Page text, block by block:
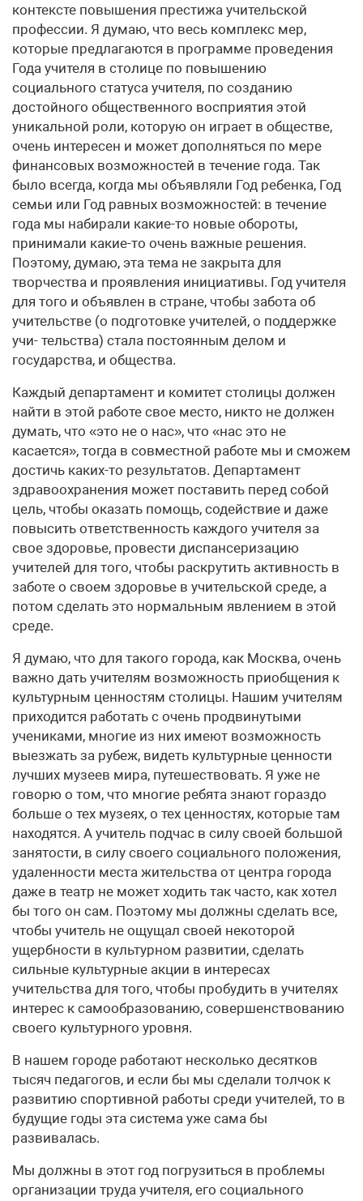
контексте повышения престижа учительской
профессии. Я думаю, что весь комплекс мер,
которые предлагаются в программе проведения
Года учителя в столице по повышению
социального статуса учителя, по созданию
достойного общественного восприятия этой
уникальной роли, которую он играет в обществе,
очень интересен и может дополняться по мере
финансовых возможностей в течение года. Так
было всегда, когда мы объявляли Год ребенка, Год
семьи или Год равных возможностей: в течение
года мы набирали какие-то новые обороты,
принимали какие-то очень важные решения.
Поэтому, думаю, эта тема не закрыта для
творчества и проявления инициативы. Год учителя
для того и объявлен в стране, чтобы забота об
учительстве (о подготовке учителей, о поддержке
учи- тельства) стала постоянным делом и
государства, и общества.
Каждый департамент и комитет столицы должен
найти в этой работе свое место, никто не должен
думать, что «это не о нас», что «нас это не
касается», тогда в совместной работе мы и сможем
достичь каких-то результатов. Департамент
здравоохранения может поставить перед собой
цель, чтобы оказать помощь, содействие и даже
повысить ответственность каждого учителя за
свое здоровье, провести диспансеризацию
учителей для того, чтобы раскрутить активность в
заботе о своем здоровье в учительской среде, а
потом сделать это нормальным явлением в этой
среде.
Я думаю, что для такого города, как Москва, очень
важно дать учителям возможность приобщения к
культурным ценностям столицы. Нашим учителям
приходится работать с очень продвинутыми
учениками, многие из них имеют возможность
выезжать за рубеж, видеть культурные ценности
лучших музеев мира, путешествовать. Я уже не
говорю о том, что многие ребята знают гораздо
больше о тех музеях, о тех ценностях, которые там
находятся. А учитель подчас в силу своей большой
занятости, в силу своего социального положения,
удаленности места жительства от центра города
даже в театр не может ходить так часто, как хотел
бы того он сам. Поэтому мы должны сделать все,
чтобы учитель не ощущал своей некоторой
ущербности в культурном развитии, сделать
сильные культурные акции в интересах
учительства для того, чтобы пробудить в учителях
интерес к самообразованию, совершенствованию
своего культурного уровня.
В нашем городе работают несколько десятков
тысяч педагогов, и если бы мы сделали толчок к
развитию спортивной работы среди учителей, то в
будущие годы эта система уже сама бы
развивалась.
Мы должны в этот год погрузиться в проблемы
организации труда учителя, его социального